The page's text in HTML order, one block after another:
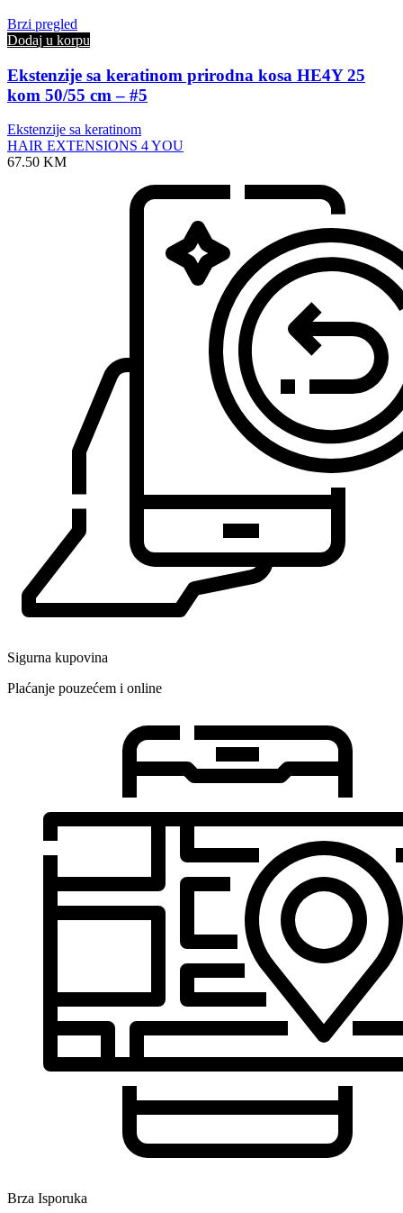
Brzi pregled
Dodaj u korpu
Ekstenzije sa keratinom prirodna kosa HE4Y 25
kom 50/55 cm – #5
Ekstenzije sa keratinom
HAIR EXTENSIONS 4 YOU
67.50 KM
Sigurna kupovina
Plaćanje pouzećem i online
Brza Isporuka